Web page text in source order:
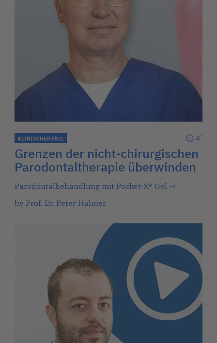
KLINISCHER FALL 4’
Grenzen der nicht-chirurgischen
Parodontaltherapie überwinden
Parodontalbehandlung mit Pocket-X® Gel →
by Prof. Dr. Peter Hahner